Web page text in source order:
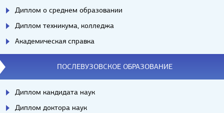
Диплом о среднем образовании
Диплом техникума, колледжа
Академическая справка
ПОСЛЕВУЗОВСКОЕ ОБРАЗОВАНИЕ
Диплом кандидата наук
Диплом доктора наук